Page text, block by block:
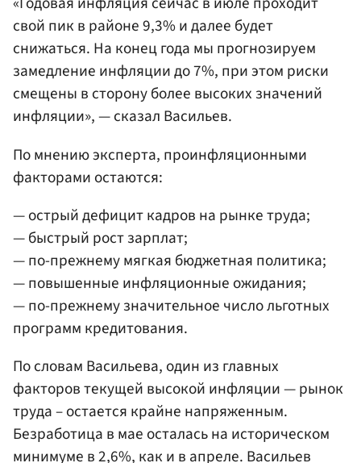
свой пик в районе 9,3% и далее будет
снижаться. На конец года мы прогнозируем
замедление инфляции до 7%, при этом риски
смещены в сторону более высоких значений
инфляции», — сказал Васильев.
По мнению эксперта, проинфляционными
факторами остаются:
— острый дефицит кадров на рынке труда;
— быстрый рост зарплат;
— по-прежнему мягкая бюджетная политика;
— повышенные инфляционные ожидания;
— по-прежнему значительное число льготных
программ кредитования.
По словам Васильева, один из главных
факторов текущей высокой инфляции — рынок
труда – остается крайне напряженным.
Безработица в мае осталась на историческом
минимуме в 2,6%, как и в апреле. Васильев